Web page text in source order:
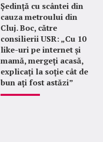
Ședință cu scântei din
cauza metroului din
Cluj. Boc, către
consilierii USR: „Cu 10
like-uri pe internet și
mamă, mergeți acasă,
explicați la soție cât de
bun ați fost astăzi”